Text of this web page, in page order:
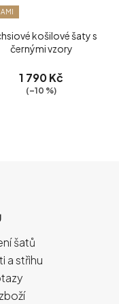
košilové šaty s
černými vzory
1 790 Kč
(–10 %)
šatů
a střihu